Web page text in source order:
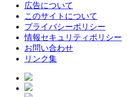
広告について
このサイトについて
プライバシーポリシー
情報セキュリティポリシー
お問い合わせ
リンク集